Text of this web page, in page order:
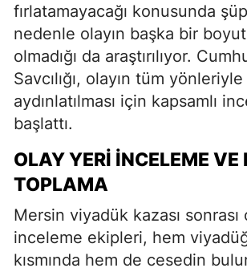
fırlatamayacağı konusunda
nedenle olayın başka bir
olmadığı da araştırılıyor.
Savcılığı, olayın tüm yönleriyle
aydınlatılması için kapsamlı
başlattı.
OLAY YERI İNCELEME VE
TOPLAMA
Mersin viyadük kazası sonrası
inceleme ekipleri, hem
kısmında hem de cesedin